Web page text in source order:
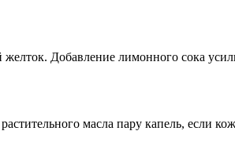
Добавление лимонного сока
масла пару капель, если